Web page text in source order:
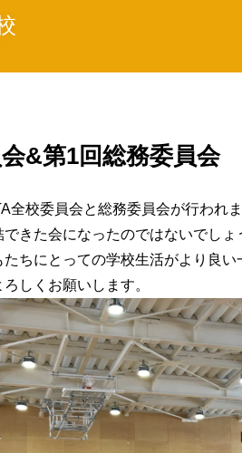
&第1回総務委員会
全校委員会と総務委員会が行われ
きた会になったのではないでし
ちにとっての学校生活がより良
しくお願いします。